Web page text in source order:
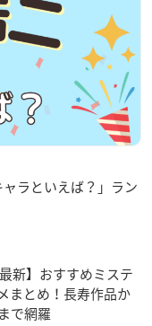
ラといえば？」ラン
最新】おすすめミステ
まとめ！長寿作品か
で網羅